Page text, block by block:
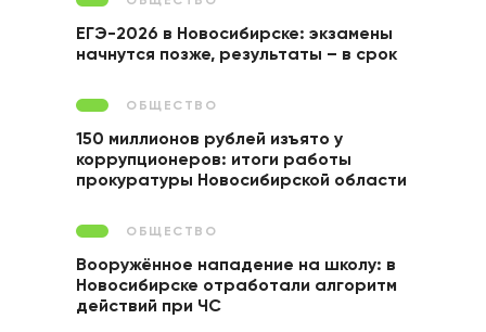
ЕГЭ-2026 в Новосибирске: экзамены
начнутся позже, результаты – в срок
ОБЩЕСТВО
150 миллионов рублей изъято у
коррупционеров: итоги работы
прокуратуры Новосибирской области
ОБЩЕСТВО
Вооружённое нападение на школу: в
Новосибирске отработали алгоритм
действий при ЧС